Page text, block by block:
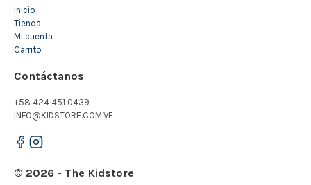
Inicio
Tienda
Mi cuenta
Carrito
Contáctanos
+58 424 451 0439
INFO@KIDSTORE.COM.VE
© 2026 - The Kidstore